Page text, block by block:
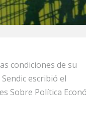
condiciones de su
escribió el
Sobre Política